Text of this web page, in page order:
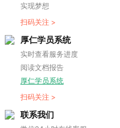
实现梦想
扫码关注 >
厚仁学员系统
实时查看服务进度
阅读文档报告
厚仁学员系统
扫码关注 >
联系我们